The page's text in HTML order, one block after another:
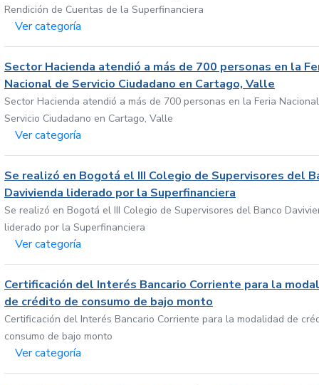
Rendición de Cuentas de la Superfinanciera
Ver categoría
Sector Hacienda atendió a más de 700 personas en la
Nacional de Servicio Ciudadano en Cartago, Valle
Sector Hacienda atendió a más de 700 personas en la Feria
Servicio Ciudadano en Cartago, Valle
Ver categoría
Se realizó en Bogotá el III Colegio de Supervisores del
Davivienda liderado por la Superfinanciera
Se realizó en Bogotá el III Colegio de Supervisores del Banco
liderado por la Superfinanciera
Ver categoría
Certificación del Interés Bancario Corriente para la
de crédito de consumo de bajo monto
Certificación del Interés Bancario Corriente para la modalidad de
consumo de bajo monto
Ver categoría